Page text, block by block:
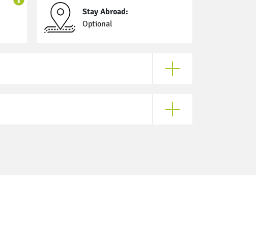
Stay Abroad:
Optional
Open Enrollment
Open Application